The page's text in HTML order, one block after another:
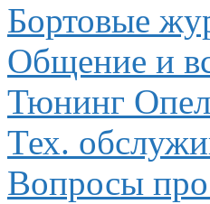
Бортовые
Общение и
Тюнинг
Тех.
Вопросы про